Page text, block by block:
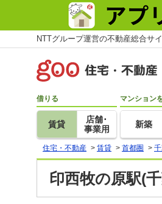
NTTグループ運営の不動産総合サ
借りる
賃貸
店舗･
事業用
マンション
新築
住宅・不動産 > 賃貸 > 首都圏 >
印西牧の原駅(